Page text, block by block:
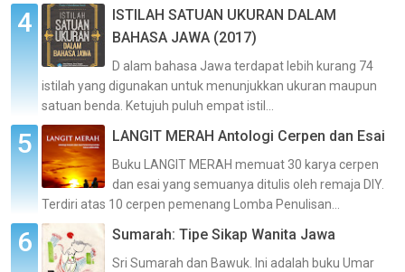
ISTILAH SATUAN UKURAN DALAM
BAHASA JAWA (2017)
D alam bahasa Jawa terdapat lebih kurang 74
istilah yang digunakan untuk menunjukkan ukuran maupun
satuan benda. Ketujuh puluh empat istil...
LANGIT MERAH Antologi Cerpen dan Esai
Buku LANGIT MERAH memuat 30 karya cerpen
dan esai yang semuanya ditulis oleh remaja DIY.
Terdiri atas 10 cerpen pemenang Lomba Penulisan...
Sumarah: Tipe Sikap Wanita Jawa
Sri Sumarah dan Bawuk. Ini adalah buku Umar